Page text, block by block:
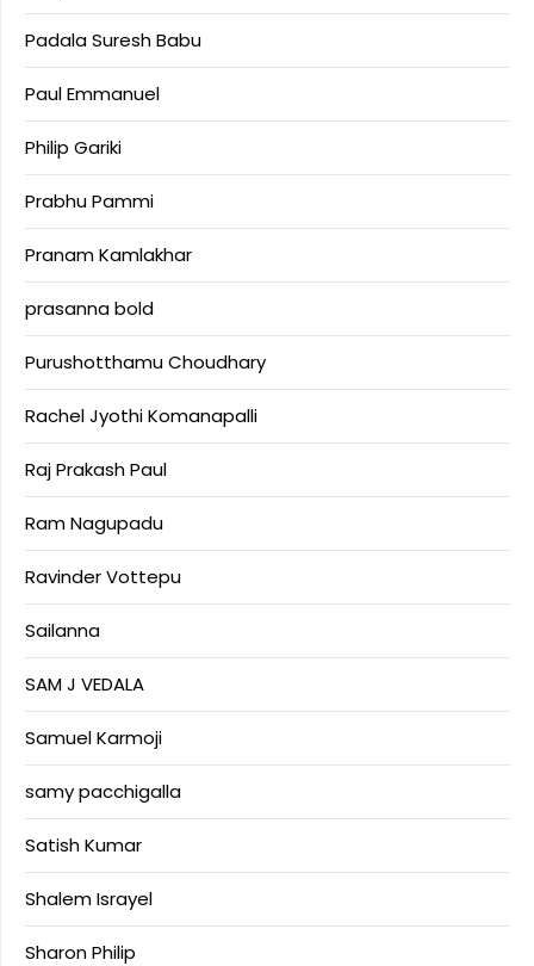
Padala Suresh Babu
Paul Emmanuel
Philip Gariki
Prabhu Pammi
Pranam Kamlakhar
prasanna bold
Purushotthamu Choudhary
Rachel Jyothi Komanapalli
Raj Prakash Paul
Ram Nagupadu
Ravinder Vottepu
Sailanna
SAM J VEDALA
Samuel Karmoji
samy pacchigalla
Satish Kumar
Shalem Israyel
Sharon Philip